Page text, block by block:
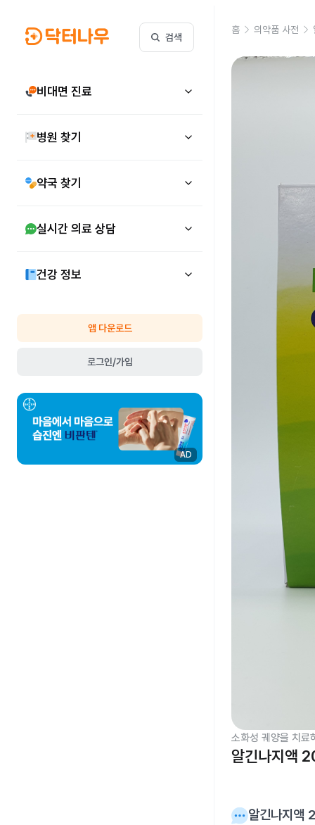
검색
비대면 진료
병원 찾기
약국 찾기
실시간 의료 상담
건강 정보
앱 다운로드
로그인/가입
AD
홈 의약품 사전
소화성 궤양을 치료
알긴나지액
알긴나지액